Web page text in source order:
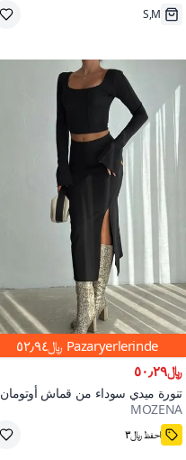
S,M
Pazaryerlerinde ﷼٥٢٫٩٤
﷼٥٠٫٢٩
تنورة ميدي سوداء من قماش أوتومان
بتفاصيل شق وخصر مرتفع
MOZENA
احفظ ﷼٣